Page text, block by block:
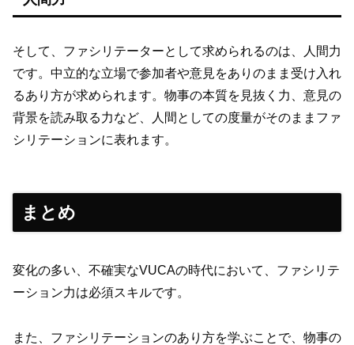
そして、ファシリテーターとして求められるのは、人間力
です。中立的な立場で参加者や意見をありのまま受け入れ
るあり方が求められます。物事の本質を見抜く力、意見の
背景を読み取る力など、人間としての度量がそのままファ
シリテーションに表れます。
まとめ
変化の多い、不確実なVUCAの時代において、ファシリテ
ーション力は必須スキルです。
また、ファシリテーションのあり方を学ぶことで、物事の